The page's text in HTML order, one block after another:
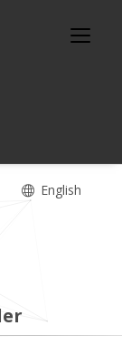
English